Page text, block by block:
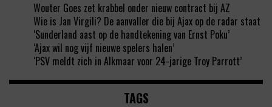
Wouter Goes zet krabbel onder nieuw contract bij AZ
Wie is Jan Virgili? De aanvaller die bij Ajax op de radar staat
‘Sunderland aast op de handtekening van Ernst Poku’
‘Ajax wil nog vijf nieuwe spelers halen’
‘PSV meldt zich in Alkmaar voor 24-jarige Troy Parrott’
TAGS